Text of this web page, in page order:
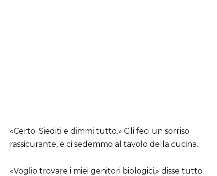
«Certo. Siediti e dimmi tutto.» Gli feci un sorriso
rassicurante, e ci sedemmo al tavolo della cucina.
«Voglio trovare i miei genitori biologici,» disse tutto